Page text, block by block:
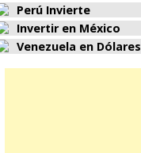
Perú Invierte
Invertir en México
Venezuela en Dólares